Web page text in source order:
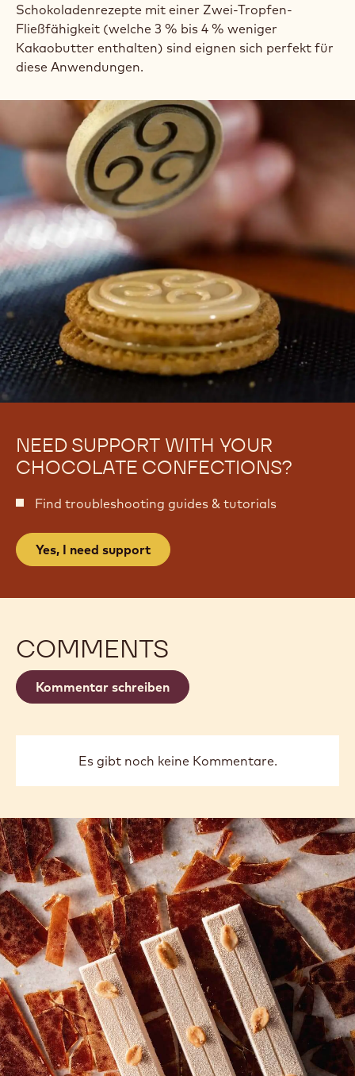
Für breite Formen ist eine weniger flüssige
Schokolade am besten geeignet, als Schokolade mit
einem geringeren Kakaobutteranteil. Diese bildet
eine dickere Schokoladenschicht in der Form, Sie
Schokoladenschale sich beim Abkühlen
zusammenzieht, ist es wichtig, dass sie ausreichend
dick ist. Dies bestimmt die Stärke der
Schokoladenschale und erleichtert das
Herausnehmen aus den Formen.
Schokoladenrezepte mit einer Zwei-Tropfen-
Fließfähigkeit (welche 3 % bis 4 % weniger
Kakaobutter enthalten) sind eignen sich perfekt für
diese Anwendungen.
NEED SUPPORT WITH YOUR
CHOCOLATE CONFECTIONS?
Find troubleshooting guides & tutorials
COMMENTS
Kommentar schreiben
Es gibt noch keine Kommentare.